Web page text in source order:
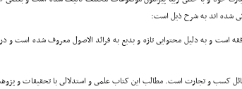
شده اند به شرح ذیل است:
کسب و تجارت است. مطالب این کتاب علمى و استدلالى با تحقیقات و